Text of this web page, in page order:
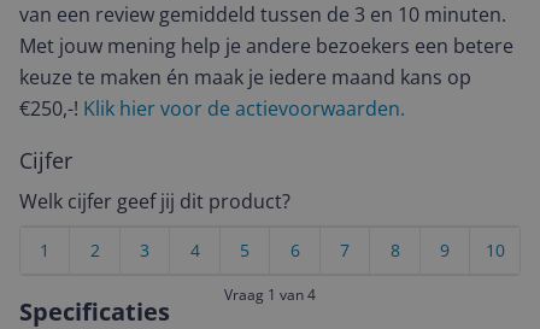
Specificaties
van een review gemiddeld tussen de 3 en 10 minuten.
Met jouw mening help je andere bezoekers een betere
keuze te maken én maak je iedere maand kans op
€250,-! Klik hier voor de actievoorwaarden.
Cijfer
Welk cijfer geef jij dit product?
10
9
8
7
6
5
4
3
2
1
Vraag 1 van 4